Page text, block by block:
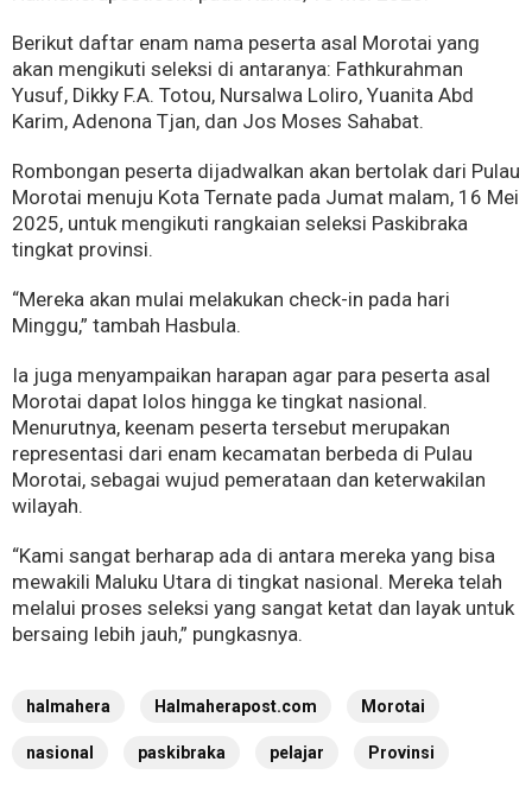
Berikut daftar enam nama peserta asal Morotai yang
akan mengikuti seleksi di antaranya: Fathkurahman
Yusuf, Dikky F.A. Totou, Nursalwa Loliro, Yuanita Abd
Karim, Adenona Tjan, dan Jos Moses Sahabat.
Rombongan peserta dijadwalkan akan bertolak dari Pulau
Morotai menuju Kota Ternate pada Jumat malam, 16 Mei
2025, untuk mengikuti rangkaian seleksi Paskibraka
tingkat provinsi.
“Mereka akan mulai melakukan check-in pada hari
Minggu,” tambah Hasbula.
Ia juga menyampaikan harapan agar para peserta asal
Morotai dapat lolos hingga ke tingkat nasional.
Menurutnya, keenam peserta tersebut merupakan
representasi dari enam kecamatan berbeda di Pulau
Morotai, sebagai wujud pemerataan dan keterwakilan
wilayah.
“Kami sangat berharap ada di antara mereka yang bisa
mewakili Maluku Utara di tingkat nasional. Mereka telah
melalui proses seleksi yang sangat ketat dan layak untuk
bersaing lebih jauh,” pungkasnya.
halmahera Halmaherapost.com Morotai
nasional paskibraka pelajar Provinsi